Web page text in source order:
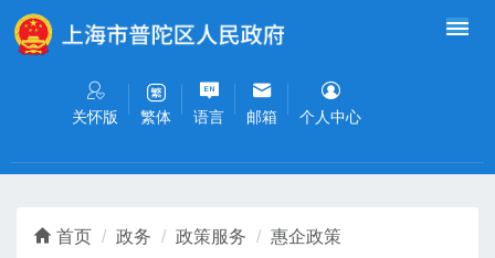
无障碍操作说明
关怀版 繁体 语言 邮箱 个人中心
首页 政务 政策服务 惠企政策